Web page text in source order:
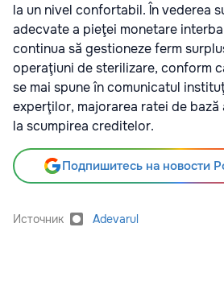
la un nivel confortabil. În vederea
adecvate a pieţei monetare
continua să gestioneze ferm
operaţiuni de sterilizare, conform
se mai spune în comunicatul
experţilor, majorarea ratei de
la scumpirea creditelor.
Подпишитесь на новости
Источник Adevarul